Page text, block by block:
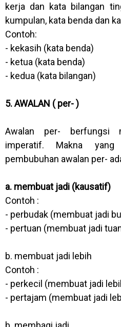
kerja dan kata bilangan
kumpulan, kata benda dan
Contoh:
- kekasih (kata benda)
- ketua (kata benda)
- kedua (kata bilangan)
5. AWALAN ( per- )
Awalan per- berfungsi
imperatif. Makna
pembubuhan awalan per-
a. membuat jadi (kausatif)
Contoh :
- perbudak (membuat jadi
- pertuan (membuat jadi
b. membuat jadi lebih
Contoh :
- perkecil (membuat jadi
- pertajam (membuat jadi